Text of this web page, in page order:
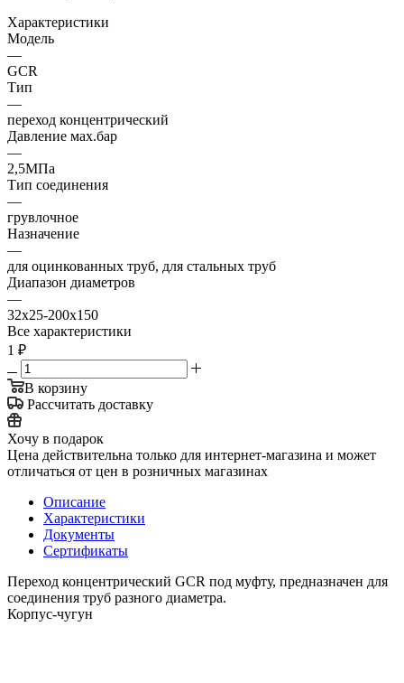
Характеристики
Модель
—
GCR
Тип
—
переход концентрический
Давление мах.бар
—
2,5МПа
Тип соединения
—
грувлочное
Назначение
—
для оцинкованных труб, для стальных труб
Диапазон диаметров
—
32x25-200x150
Все характеристики
1 ₽
В корзину
Рассчитать доставку
Хочу в подарок
Цена действительна только для интернет-магазина и может
отличаться от цен в розничных магазинах
Описание
Характеристики
Документы
Сертификаты
Переход концентрический GCR под муфту, предназначен для
соединения труб разного диаметра.
Корпус-чугун